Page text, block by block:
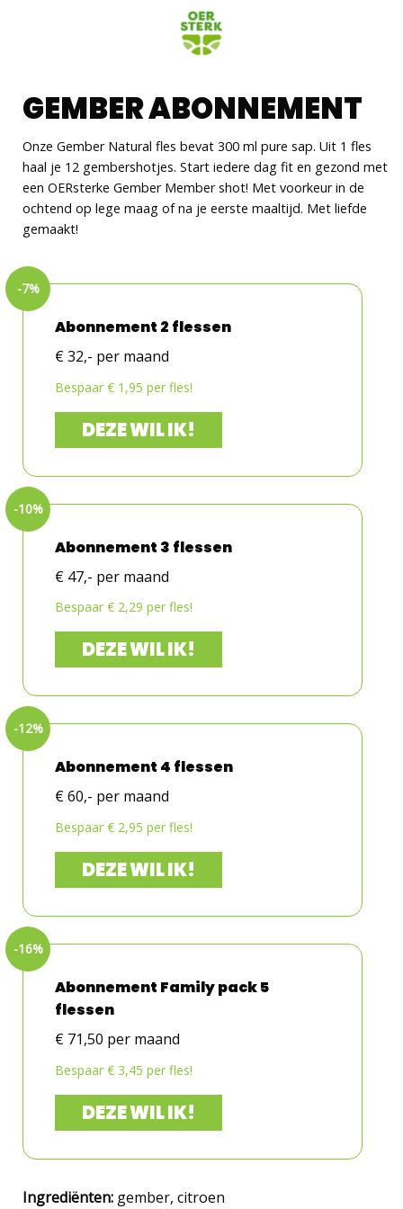
GEMBER ABONNEMENT
Onze Gember Natural fles bevat 300 ml pure sap. Uit 1 fles
haal je 12 gembershotjes. Start iedere dag fit en gezond met
een OERsterke Gember Member shot! Met voorkeur in de
ochtend op lege maag of na je eerste maaltijd. Met liefde
gemaakt!
Abonnement 2 flessen
€ 32,- per maand
Bespaar € 1,95 per fles!
DEZE WIL IK!
Abonnement 3 flessen
€ 47,- per maand
Bespaar € 2,29 per fles!
DEZE WIL IK!
Abonnement 4 flessen
€ 60,- per maand
Bespaar € 2,95 per fles!
DEZE WIL IK!
Abonnement Family pack 5
flessen
€ 71,50 per maand
Bespaar € 3,45 per fles!
DEZE WIL IK!
Ingrediënten: gember, citroen